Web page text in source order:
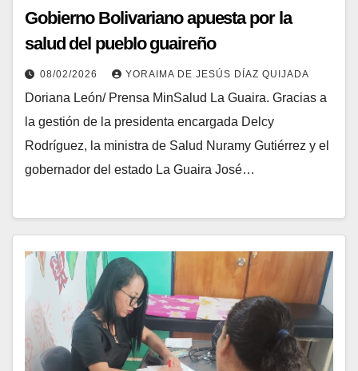
Gobierno Bolivariano apuesta por la
salud del pueblo guaireño
08/02/2026 YORAIMA DE JESÚS DÍAZ QUIJADA
Doriana León/ Prensa MinSalud La Guaira. Gracias a
la gestión de la presidenta encargada Delcy
Rodríguez, la ministra de Salud Nuramy Gutiérrez y el
gobernador del estado La Guaira José…